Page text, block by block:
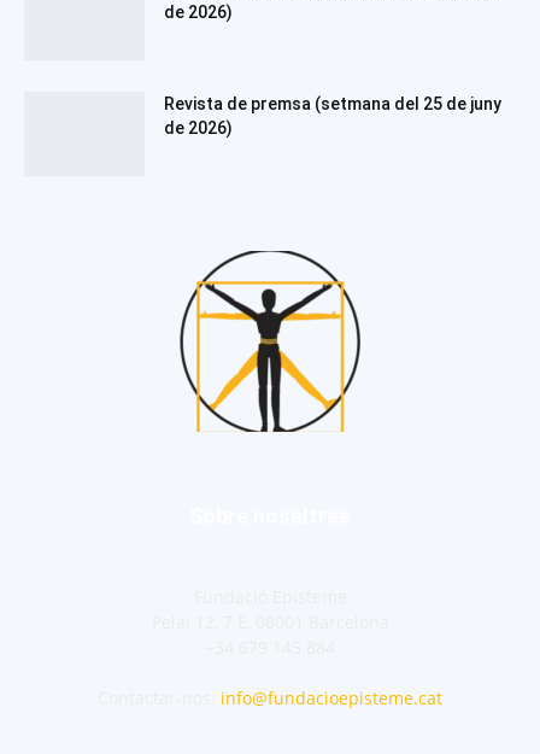
de 2026)
Revista de premsa (setmana del 25 de juny
de 2026)
info@fundacioepisteme.cat